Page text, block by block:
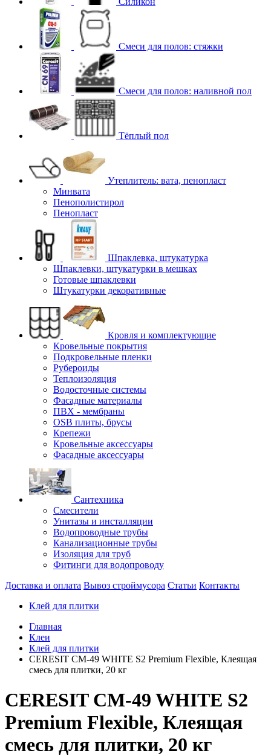
Смеси для полов: стяжки
Смеси для полов: наливной пол
Тёплый пол
Утеплитель: вата, пенопласт
Минвата
Пенополистирол
Пенопласт
Шпаклевка, штукатурка
Шпаклевки, штукатурки в мешках
Готовые шпаклевки
Штукатурки декоративные
Кровля и комплектующие
Кровельные покрытия
Подкровельные пленки
Рубероиды
Теплоизоляция
Водосточные системы
Фасадные материалы
ПВХ - мембраны
OSB плиты, брусы
Крепежи
Кровельные аксессуары
Фасадные аксессуары
Сантехника
Смесители
Унитазы и инсталляции
Водопроводные трубы
Канализационные трубы
Изоляция для труб
Фитинги для водопроводу
Доставка и оплата Вывоз строймусора Статьи Контакты
Клей для плитки
Главная
Клеи
Клей для плитки
CERESIT CM-49 WHITE S2 Premium Flexible, Клеящая
смесь для плитки, 20 кг
CERESIT CM-49 WHITE S2
Premium Flexible, Клеящая
смесь для плитки, 20 кг